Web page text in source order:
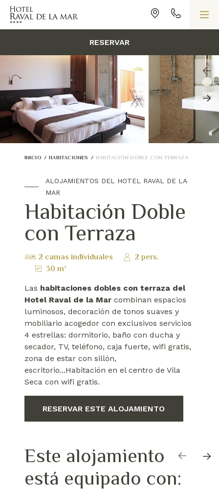
RESERVAR
INICIO / HABITACIONES / HABITACIÓN DOBLE CON TERRAZA
ALOJAMIENTOS DEL HOTEL RAVAL DE LA
MAR
Habitación Doble
con Terraza
2 camas individuales
2 pers.
30 m²
Las habitaciones dobles con terraza del
Hotel Raval de la Marcombinan espacios
luminosos, decoración de tonos suaves y
mobiliario acogedor con exclusivos servicios
4 estrellas: dormitorio, baño con ducha y
secador, TV, teléfono, caja fuerte, wifi gratis,
zona de estar con sillón,
escritorio...Habitación en el centro de Vila
Seca con wifi gratis.
RESERVAR ESTE ALOJAMIENTO
Este alojamiento
está equipado con: